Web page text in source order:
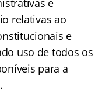
e
relativas ao
e
uso de todos os
para a